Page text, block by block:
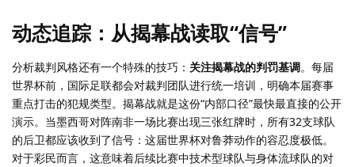
动态追踪：从揭幕战读取“信号”
分析裁判风格还有一个特殊的技巧： 关注揭幕战的判罚基调。每届
世界杯前，国际足联都会对裁判团队进行统一培训，明确本届赛事
重点打击的犯规类型。揭幕战就是这份“内部口径”最快最直接的公开
演示。当墨西哥对阵南非一场比赛出现三张红牌时，所有32支球队
的后卫都应该收到了信号：这届世界杯对鲁莽动作的容忍度极低。
对于彩民而言，这意味着后续比赛中技术型球队与身体流球队的对